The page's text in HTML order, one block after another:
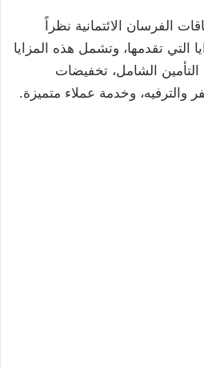
الفرسان الائتمانية نظراً
التي تقدمها، وتشمل هذه المزايا
التأمين الشامل، تخفيضات
وخدمة عملاء متميزة.